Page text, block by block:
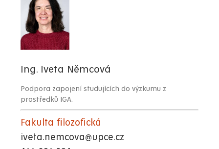
Ing. Iveta Němcová
Podpora zapojení studujících do výzkumu z
prostředků IGA.
Fakulta filozofická
iveta.nemcova@upce.cz